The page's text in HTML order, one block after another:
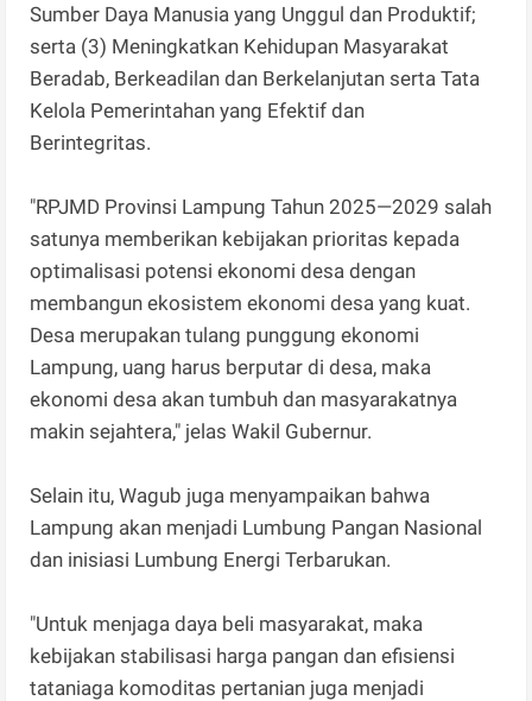
Sumber Daya Manusia yang Unggul dan Produktif;
serta (3) Meningkatkan Kehidupan Masyarakat
Beradab, Berkeadilan dan Berkelanjutan serta Tata
Kelola Pemerintahan yang Efektif dan
Berintegritas.
"RPJMD Provinsi Lampung Tahun 2025—2029 salah
satunya memberikan kebijakan prioritas kepada
optimalisasi potensi ekonomi desa dengan
membangun ekosistem ekonomi desa yang kuat.
Desa merupakan tulang punggung ekonomi
Lampung, uang harus berputar di desa, maka
ekonomi desa akan tumbuh dan masyarakatnya
makin sejahtera," jelas Wakil Gubernur.
Selain itu, Wagub juga menyampaikan bahwa
Lampung akan menjadi Lumbung Pangan Nasional
dan inisiasi Lumbung Energi Terbarukan.
"Untuk menjaga daya beli masyarakat, maka
kebijakan stabilisasi harga pangan dan efisiensi
tataniaga komoditas pertanian juga menjadi